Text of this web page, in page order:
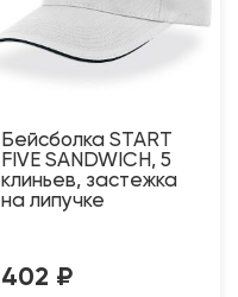
Бейсболка START
FIVE SANDWICH, 5
клиньев, застежка
на липучке
402 ₽